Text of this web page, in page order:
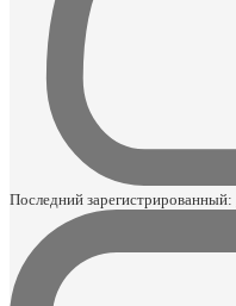
Последний зарегистрированный: